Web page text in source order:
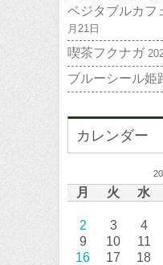
ベジタブルカ
月21日
喫茶フクナガ
ブルーシール姫
カレンダー
月 火 水
2
3 4
9
10 11
16
17 18